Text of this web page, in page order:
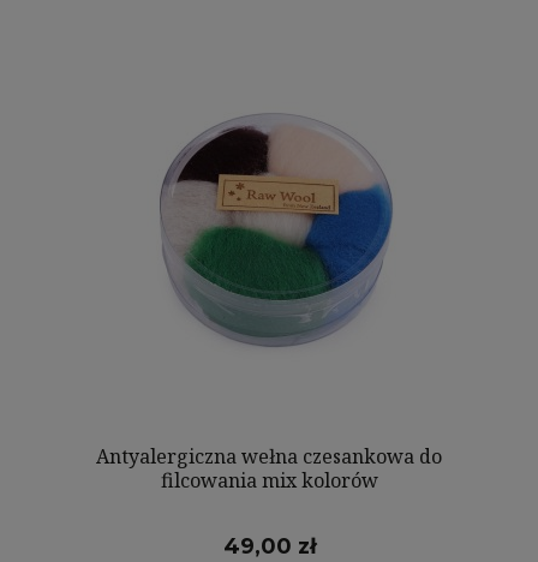
Antyalergiczna wełna czesankowa do
filcowania mix kolorów
49,00 zł